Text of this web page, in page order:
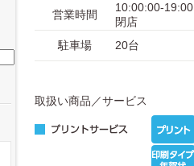
営業時間
10:00:00-
閉店
駐車場
20台
取扱い商品／サービス